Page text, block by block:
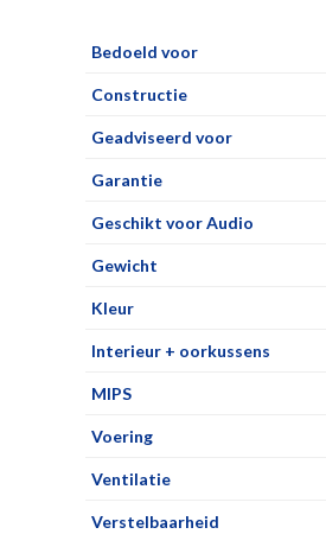
Bedoeld voor
Constructie
Geadviseerd voor
Garantie
Geschikt voor Audio
Gewicht
Kleur
Interieur + oorkussens
MIPS
Voering
Ventilatie
Verstelbaarheid